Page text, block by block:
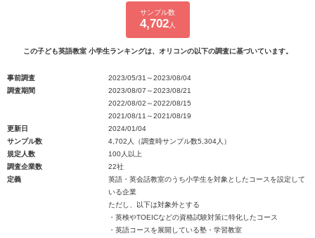
サンプル数
4,702人
この子ども英語教室 小学生ランキングは、オリコンの以下の調査に基づいています。
事前調査
2023/05/31～2023/08/04
調査期間
2023/08/07～2023/08/21
2022/08/02～2022/08/15
2021/08/11～2021/08/19
更新日
2024/01/04
サンプル数
4,702人（調査時サンプル数5,304人）
規定人数
100人以上
調査企業数
22社
定義
英語・英会話教室のうち小学生を対象としたコースを設定して
いる企業
ただし、以下は対象外とする
・英検やTOEICなどの資格試験対策に特化したコース
・英語コースを展開している塾・学習教室